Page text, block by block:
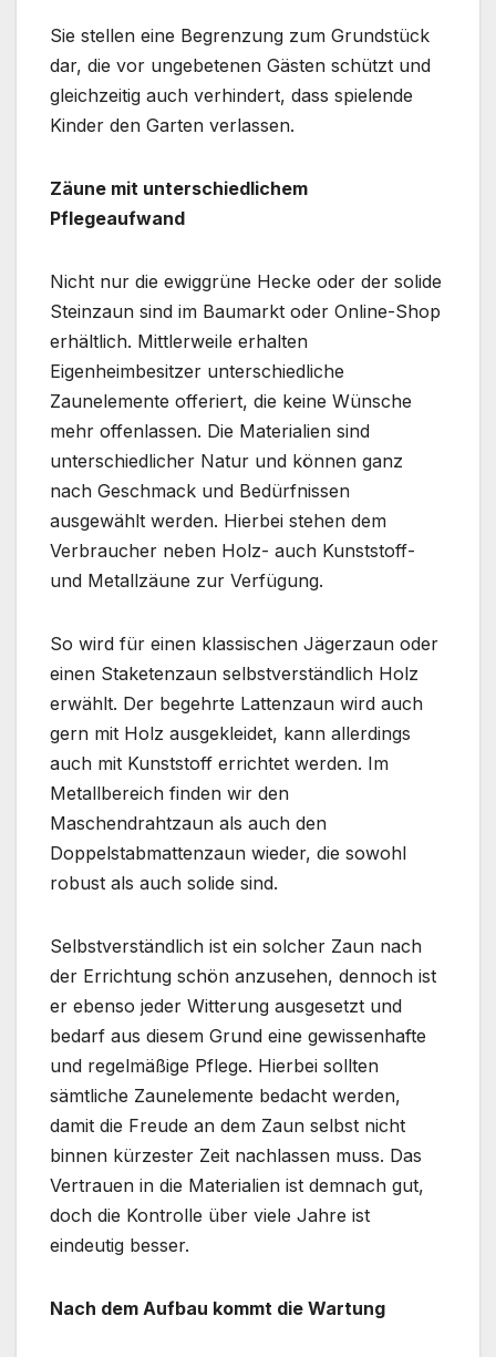
Sie stellen eine Begrenzung zum Grundstück
dar, die vor ungebetenen Gästen schützt und
gleichzeitig auch verhindert, dass spielende
Kinder den Garten verlassen.
Zäune mit unterschiedlichem
Pflegeaufwand
Nicht nur die ewiggrüne Hecke oder der solide
Steinzaun sind im Baumarkt oder Online-Shop
erhältlich. Mittlerweile erhalten
Eigenheimbesitzer unterschiedliche
Zaunelemente offeriert, die keine Wünsche
mehr offenlassen. Die Materialien sind
unterschiedlicher Natur und können ganz
nach Geschmack und Bedürfnissen
ausgewählt werden. Hierbei stehen dem
Verbraucher neben Holz- auch Kunststoff-
und Metallzäune zur Verfügung.
So wird für einen klassischen Jägerzaun oder
einen Staketenzaun selbstverständlich Holz
erwählt. Der begehrte Lattenzaun wird auch
gern mit Holz ausgekleidet, kann allerdings
auch mit Kunststoff errichtet werden. Im
Metallbereich finden wir den
Maschendrahtzaun als auch den
Doppelstabmattenzaun wieder, die sowohl
robust als auch solide sind.
Selbstverständlich ist ein solcher Zaun nach
der Errichtung schön anzusehen, dennoch ist
er ebenso jeder Witterung ausgesetzt und
bedarf aus diesem Grund eine gewissenhafte
und regelmäßige Pflege. Hierbei sollten
sämtliche Zaunelemente bedacht werden,
damit die Freude an dem Zaun selbst nicht
binnen kürzester Zeit nachlassen muss. Das
Vertrauen in die Materialien ist demnach gut,
doch die Kontrolle über viele Jahre ist
eindeutig besser.
Nach dem Aufbau kommt die Wartung